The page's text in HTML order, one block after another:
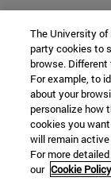
The University of
party cookies to
browse.
For example, to
about your
personalize how
cookies you
will remain
For more
our Cookie